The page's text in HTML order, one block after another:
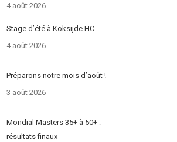
4 août 2026
Stage d’été à Koksijde HC
4 août 2026
Préparons notre mois d’août !
3 août 2026
Mondial Masters 35+ à 50+ :
résultats finaux